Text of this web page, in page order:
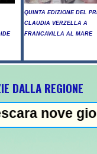
QUINTA EDIZIONE DEL
CLAUDIA VERZELLA A
FRANCAVILLA AL MARE
DALLA REGIONE
di